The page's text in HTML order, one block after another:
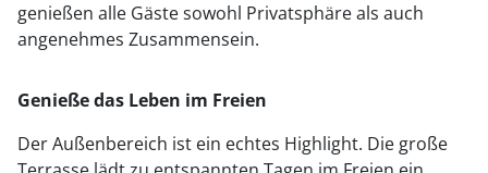
genießen alle Gäste sowohl Privatsphäre als auch
angenehmes Zusammensein.
Genieße das Leben im Freien
Der Außenbereich ist ein echtes Highlight. Die große